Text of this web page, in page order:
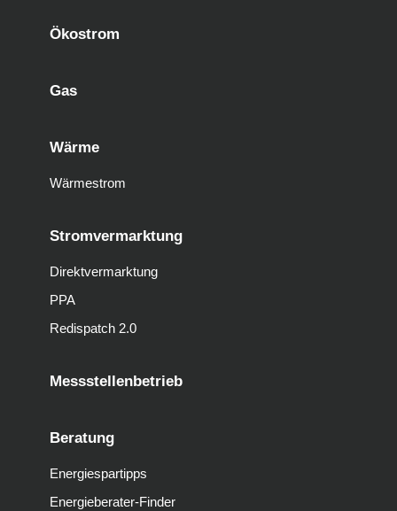
Ökostrom
Gas
Wärme
Wärmestrom
Stromvermarktung
Direktvermarktung
PPA
Redispatch 2.0
Messstellenbetrieb
Beratung
Energiespartipps
Energieberater-Finder